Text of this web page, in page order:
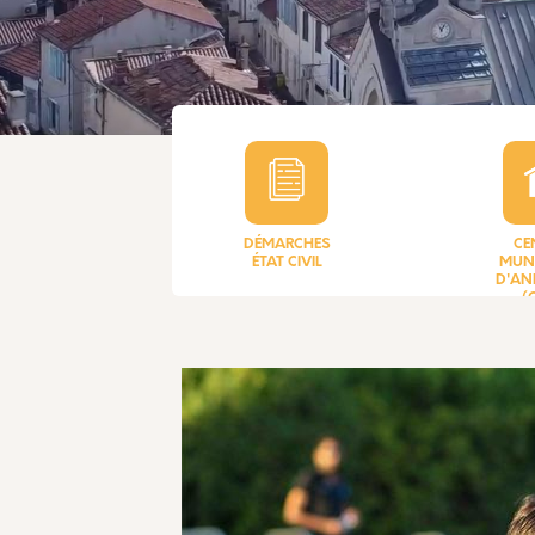
DÉMARCHES
ÉTAT CIVIL
du Maire